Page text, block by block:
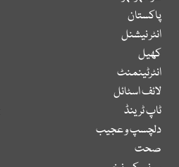
پاکستان
انٹر نیشنل
کھیل
انٹرٹینمنٹ
لائف اسٹائل
ٹاپ ٹرینڈ
دلچسپ و عجیب
صحت